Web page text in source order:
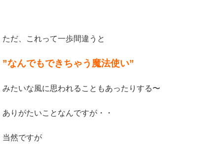
ただ、これって一歩間違うと
”なんでもできちゃう魔法使い”
みたいな風に思われることもあったりする〜
ありがたいことなんですが・・
当然ですが